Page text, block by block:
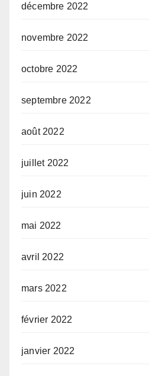
décembre 2022
novembre 2022
octobre 2022
septembre 2022
août 2022
juillet 2022
juin 2022
mai 2022
avril 2022
mars 2022
février 2022
janvier 2022